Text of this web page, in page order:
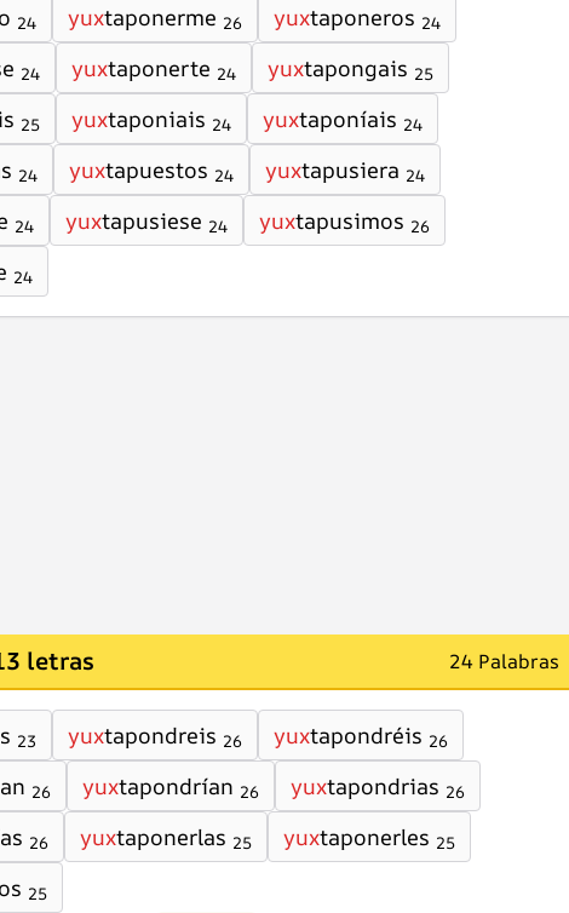
24 yuxtaponerme 26 yuxtaponeros 24
24 yuxtaponerte 24 yuxtapongais 25
25 yuxtaponiais 24 yuxtaponíais 24
24 yuxtapuestos 24 yuxtapusiera 24
24 yuxtapusiese 24 yuxtapusimos 26
24
letras 24 Palabras
23 yuxtapondreis 26 yuxtapondréis 26
26 yuxtapondrían 26 yuxtapondrias 26
26 yuxtaponerlas 25 yuxtaponerles 25
25